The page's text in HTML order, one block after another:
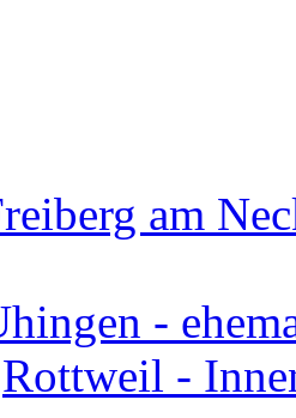
am
-
Rottweil -